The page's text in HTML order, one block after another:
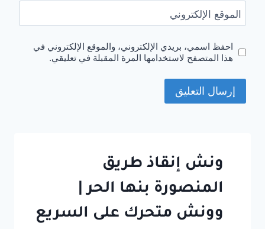
الموقع الإلكتروني
احفظ اسمي، بريدي الإلكتروني، والموقع الإلكتروني في
هذا المتصفح لاستخدامها المرة المقبلة في تعليقي.
ونش إنقاذ طريق
المنصورة بنها الحر |
وونش متحرك على السريع